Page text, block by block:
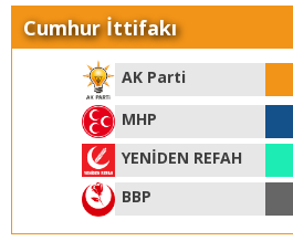
Cumhur İttifakı
AK Parti
MHP
YENİDEN REFAH
BBP